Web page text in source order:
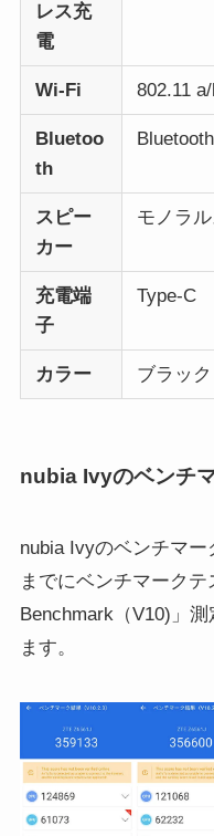
レス充
電
Wi-Fi 802.11
Bluetoo
th
スピー
カー
モノラ
充電端
子
Type-C
カラー ブラック
nubia Ivyのベンチ
nubia Ivyのベンチマ
までにベンチマーク
Benchmark（V10)」
ます。